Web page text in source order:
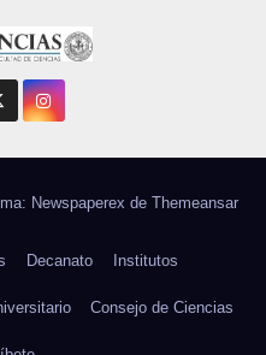
Newspaperex de Themeansar
Decanato Institutos
Consejo de Ciencias